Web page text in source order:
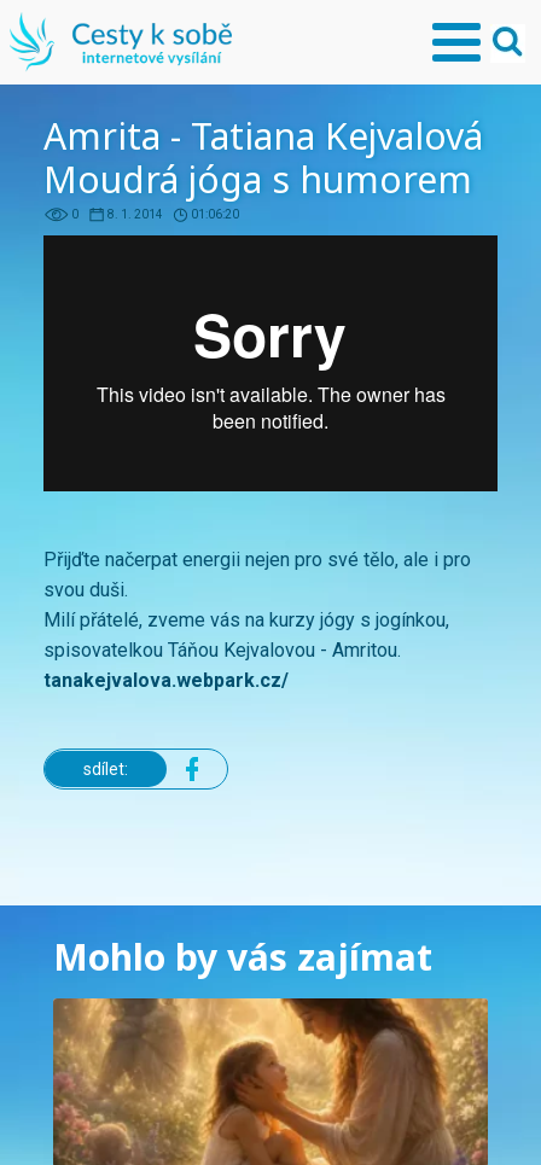
Amrita - Tatiana Kejvalová
Moudrá jóga s humorem
0 8. 1. 2014 01:06:20
Přijďte načerpat energii nejen pro své tělo, ale i pro
svou duši.
Milí přátelé, zveme vás na kurzy jógy s jogínkou,
spisovatelkou Táňou Kejvalovou - Amritou.
tanakejvalova.webpark.cz/
sdílet:
Mohlo by vás zajímat